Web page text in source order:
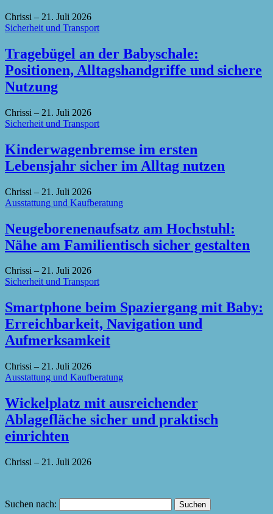
Chrissi – 21. Juli 2026
Sicherheit und Transport
Tragebügel an der Babyschale:
Positionen, Alltagshandgriffe und sichere
Nutzung
Chrissi – 21. Juli 2026
Sicherheit und Transport
Kinderwagenbremse im ersten
Lebensjahr sicher im Alltag nutzen
Chrissi – 21. Juli 2026
Ausstattung und Kaufberatung
Neugeborenenaufsatz am Hochstuhl:
Nähe am Familientisch sicher gestalten
Chrissi – 21. Juli 2026
Sicherheit und Transport
Smartphone beim Spaziergang mit Baby:
Erreichbarkeit, Navigation und
Aufmerksamkeit
Chrissi – 21. Juli 2026
Ausstattung und Kaufberatung
Wickelplatz mit ausreichender
Ablagefläche sicher und praktisch
einrichten
Chrissi – 21. Juli 2026
Suchen nach: